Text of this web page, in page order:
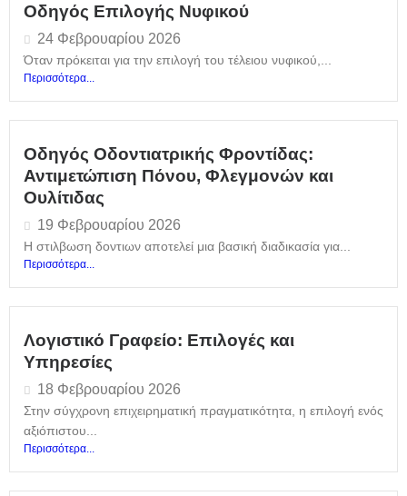
Οδηγός Επιλογής Νυφικού
24 Φεβρουαρίου 2026
Όταν πρόκειται για την επιλογή του τέλειου νυφικού,...
Περισσότερα...
Οδηγός Οδοντιατρικής Φροντίδας:
Αντιμετώπιση Πόνου, Φλεγμονών και
Ουλίτιδας
19 Φεβρουαρίου 2026
Η στιλβωση δοντιων αποτελεί μια βασική διαδικασία για...
Περισσότερα...
Λογιστικό Γραφείο: Επιλογές και
Υπηρεσίες
18 Φεβρουαρίου 2026
Στην σύγχρονη επιχειρηματική πραγματικότητα, η επιλογή ενός
αξιόπιστου...
Περισσότερα...